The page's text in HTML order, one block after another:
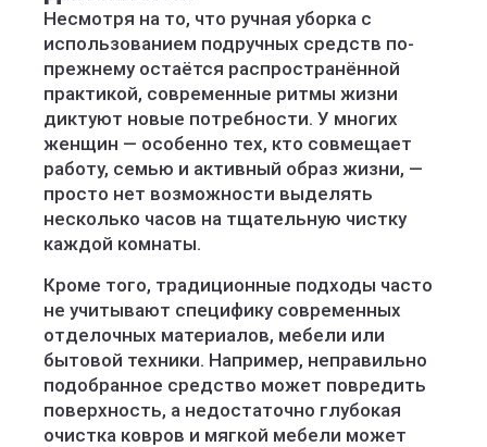
Несмотря на то, что ручная уборка с
использованием подручных средств по-
прежнему остаётся распространённой
практикой, современные ритмы жизни
диктуют новые потребности. У многих
женщин — особенно тех, кто совмещает
работу, семью и активный образ жизни, —
просто нет возможности выделять
несколько часов на тщательную чистку
каждой комнаты.
Кроме того, традиционные подходы часто
не учитывают специфику современных
отделочных материалов, мебели или
бытовой техники. Например, неправильно
подобранное средство может повредить
поверхность, а недостаточно глубокая
очистка ковров и мягкой мебели может